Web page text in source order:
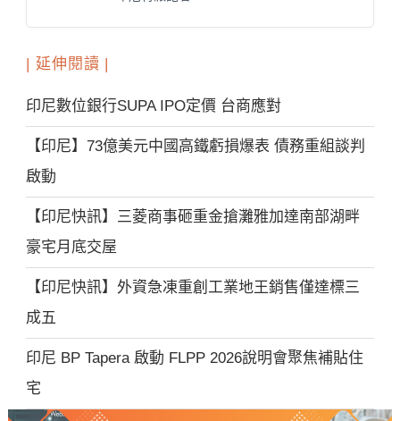
| 延伸閱讀 |
印尼數位銀行SUPA IPO定價 台商應對
【印尼】73億美元中國高鐵虧損爆表 債務重組談判
啟動
【印尼快訊】三菱商事砸重金搶灘雅加達南部湖畔
豪宅月底交屋
【印尼快訊】外資急凍重創工業地王銷售僅達標三
成五
印尼 BP Tapera 啟動 FLPP 2026說明會聚焦補貼住
宅